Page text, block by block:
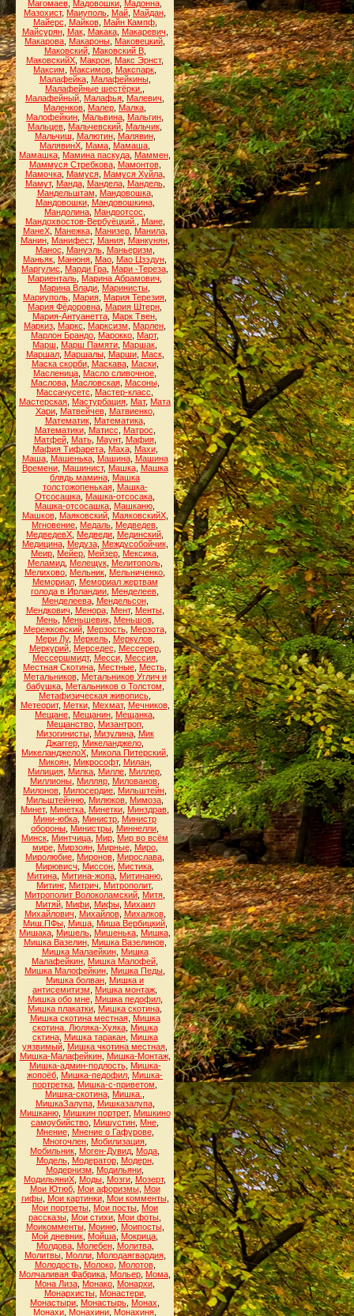
Магомаев Мадовошки Мадонна
Мазохист, Маиуполь Май Майдан
Майерс
Майков, Майн Кампф,
Майсурян, Мак, Макака, Макаревич
Макарова Макароны Маковецкий
Маковский, Маковский В,
МаковскийХ Макрон Макс Эрнст,
Максим
Максимов Макспарк
Малафейка, Малафейкины,
Малафейные шестёрки.
Малафейный Малафья Малевич
Маленков Малер Малка
Малофейкин Мальвина Мальгин
Мальцев Мальчевский Мальчик
Мальчиш
Малютин, Малявин,
МалявинХ Мама Мамаша
Мамашка Мамина паскуда Маммен
Маммуся Стребкова, Мамонтов,
Мамочка, Мамуся, Мамуся Хуйла,
Мамут, Манда, Мандела, Мандель,
Мандельштам
Мандовошка,
Мандовошки, Мандовошкина,
Мандолина Мандоотсос
Мандохвостов-Вербуёцкий.
Мане,
МанеХ, Манежка, Манизер, Манила,
Манин, Манифест, Мания, Манкунян,
Манос
Мануэль, Маньеризм
Маньяк Манюня Мао Мао Цзэдун
Маргулис
Марди Гра Мари -Тереза
Мариенталь Марина Абрамович
Марина Влади Маринисты
Мариуполь Мария Мария Терезия
Мария Фёдоровна Мария Штерн
Мария-Антуанетта Марк Твен
Маркиз Маркс Марксизм Марлен
Марлон Брандо Марокко Март,
Марш
Марш Памяти Маршак
Маршал, Маршалы, Марши, Маск,
Маска скорби, Маскава, Маски,
Масленица Масло сливочное
Маслова, Масловская, Масоны,
Массачусетс
Мастер-класс
Мастерская Мастурбация Мат, Мата
Хари, Матвейчев, Матвиенко,
Математик, Математика,
Математики, Матисс Матрос
Матфей, Мать, Маунт, Мафия,
Мафия Тифарета, Маха, Махи,
Маша, Машенька, Машина, Машина
Времени, Машинист, Машка, Машка
блядь мамина Машка
толстожопенькая, Машка-
Отсосашка Машка-отсосака
Машка-отсосашка Машканю
Машков, Маяковский, МаяковскийХ,
Мгновение Медаль Медведев
МедведевХ Медведи Мединский
Медицина, Медуза, Междусобойчик,
Меир Мейер Мейзер Мексика
Меламид, Мелещук, Мелитополь,
Мелихово Мельник Мельниченко
Мемориал, Мемориал жертвам
голода в Ирландии Менделеев
Менделеева, Мендельсон,
Мендкович
Менора, Мент, Менты,
Мень, Меньшевик, Меньшов,
Мережковский, Мерзость, Мерзота,
Мери Лу, Меркель, Меркулов,
Меркурий, Мерседес Мессерер,
Мессершмидт, Месси, Мессия,
Местная Скотина Местные Месть
Метальников, Метальников Углич и
бабушка, Метальников о Толстом
Метафизическая живопись
Метеорит, Метки, Мехмат, Мечников,
Мещане Мещанин Мещанка
Мещанство, Мизантроп,
Мизогинисты, Мизулина, Мик
Джаггер Микеланджело
МикеланджелоХ Микола Питерский
Микоян, Микрософт, Милан,
Милиция Милка Милле Миллер
Миллионы Милляр Милованов
Милонов Милосердие Мильштейн
Мильштейнню Милюков Мимоза
Минет, Минетка Минетки Минздрав
Мини-юбка Министр Министр
обороны Министры Миннелли
Минск Минтчица Мир Мир во всём
мире, Мирзоян, Мирные, Миро,
Миролюбие Миронов Мирослава
Мирювисч
Миссон Мистика
Митина Митина-жопа Митинаню
Митинг, Митрич Митрополит,
Митрополит Волоколамский Митя
Митяй, Мифи, Мифы, Михаил
Михайлович
Михайлов, Михалков,
Миш.ПФы, Миша, Миша Вербицкий,
Мишака Мишель Мишенька Мишка
Мишка Вазелин, Мишка Вазелинов,
Мишка Малаейкин, Мишка
Малафейкин Мишка Малофей
Мишка Малофейкин Мишка Педы
Мишка болван Мишка и
антисемитизм
Мишка монтаж
Мишка обо мне, Мишка педофил,
Мишка плакатки Мишка скотина
Мишка скотина местная, Мишка
скотина. Люляка-Хуяка, Мишка
сктина, Мишка таракан, Мишка
уязвимый Мишка чкотина местная
Мишка-Малафейкин, Мишка-Монтаж,
Мишка-админ-подлость, Мишка-
жопоёб Мишка-педофил Мишка-
портретка Мишка-с-приветом
Мишка-скотина Мишка.
МишкаЗалупа, Мишказалупа,
Мишканю, Мишкин портрет, Мишкино
самоубийство Мишустин Мне
Мнение, Мнение о Гафурове,
Многочлен Мобилизация
Мобильник Моген-Дувид Мода
Модель, Модератор, Модерн,
Модернизм
Модильяни
МодильяниХ Моды Мозги Мозерт,
Мои Ютюб, Мои афоризмы, Мои
гифы, Мои картинки, Мои комменты,
Мои портреты Мои посты Мои
рассказы Мои стихи Мои фоты
Моикомменты, Моиню, Моипосты,
Мой дневник Мойша Мокрица
Молдова, Молебен, Молитва,
Молитвы, Молли, Молодаягвардия,
Молодость, Молоко, Молотов,
Молчаливая Фабрика Мольер Мома
Мона Лиза Монако Монархи
Монархисты, Монастери,
Монастыри Монастырь Монах
Монахи Монахини Монахиня